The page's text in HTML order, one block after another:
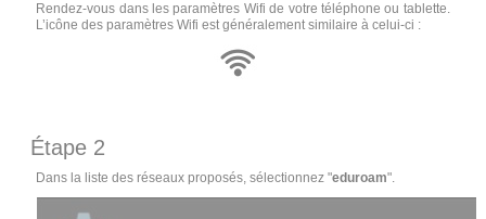
Rendez-vous dans les paramètres Wifi de votre téléphone ou tablette.
L’icône des paramètres Wifi est généralement similaire à celui-ci :
Étape 2
Dans la liste des réseaux proposés, sélectionnez "eduroam".